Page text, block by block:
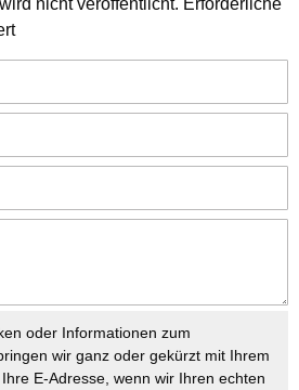
nicht veröffentlicht. Erforderliche
oder Informationen zum
wir ganz oder gekürzt mit Ihrem
E-Adresse, wenn wir Ihren echten